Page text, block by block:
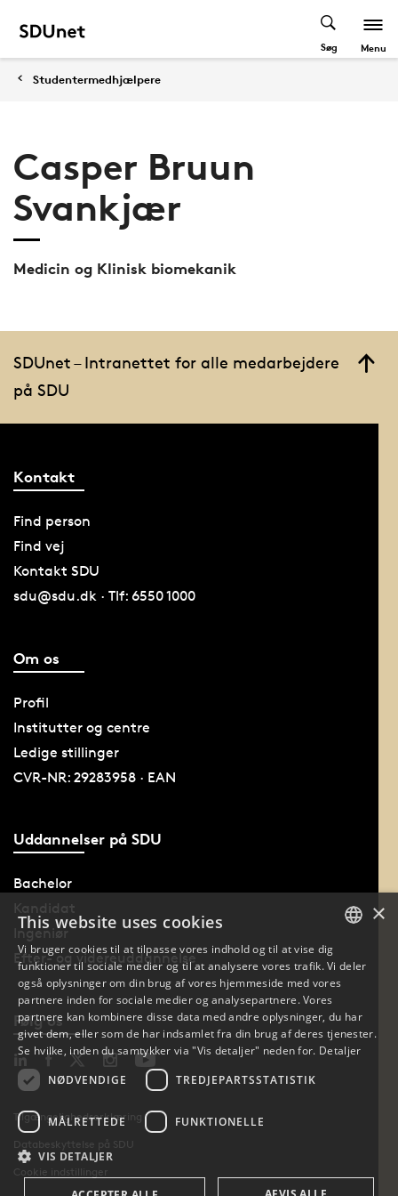
Søg Menu
Studentermedhjælpere
Casper Bruun
Svankjær
Medicin og Klinisk biomekanik
SDUnet – Intranettet for alle medarbejdere
på SDU
Kontakt
Find person
Find vej
Kontakt SDU
sdu@sdu.dk · Tlf: 6550 1000
Om os
Profil
Institutter og centre
Ledige stillinger
CVR-NR: 29283958 · EAN
Uddannelser på SDU
Bachelor
Kandidat
Ingeniør
Efter- og videreuddannelse
Følg os
Tilgængelighedserklæring
Databeskyttelse på SDU
Cookie indstillinger
DANISH
ENGLISH
×
This website uses cookies
Vi bruger cookies til at tilpasse vores indhold og til at vise dig
funktioner til sociale medier og til at analysere vores trafik. Vi deler
også oplysninger om din brug af vores hjemmeside med vores
partnere inden for sociale medier og analysepartnere. Vores
partnere kan kombinere disse data med andre oplysninger, du har
givet dem, eller som de har indsamlet fra din brug af deres tjenester.
Se hvilke, inden du samtykker via "Vis detaljer" neden for. Detaljer
NØDVENDIGE
TREDJEPARTSSTATISTIK
MÅLRETTEDE FUNKTIONELLE
VIS DETALJER